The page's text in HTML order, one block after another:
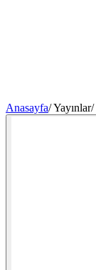
Anasayfa/Yayınlar/